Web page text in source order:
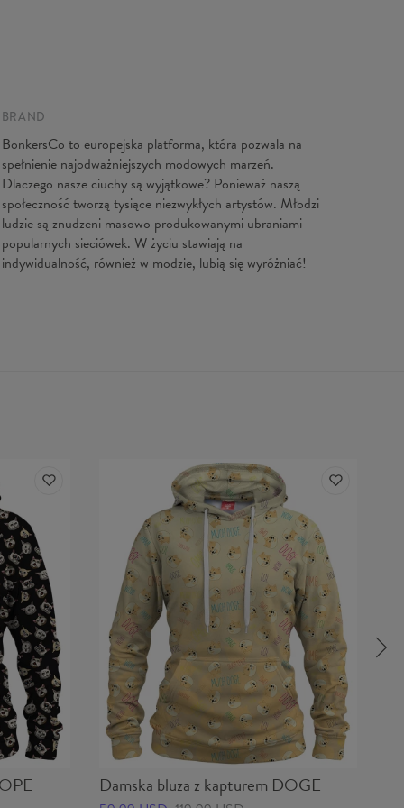
BRAND
BonkersCo to europejska platforma, która pozwala na
spełnienie najodważniejszych modowych marzeń.
Dlaczego nasze ciuchy są wyjątkowe? Ponieważ naszą
społeczność tworzą tysiące niezwykłych artystów. Młodzi
ludzie są znudzeni masowo produkowanymi ubraniami
popularnych sieciówek. W życiu stawiają na
indywidualność, również w modzie, lubią się wyróżniać!
Damska bluza z kapturem DOGE